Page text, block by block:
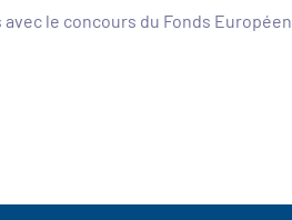
le concours du Fonds Européen